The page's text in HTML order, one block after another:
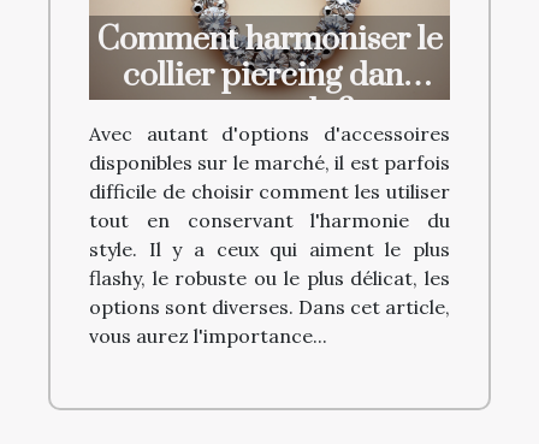
Comment harmoniser le
collier piercing dans
votre style ?
Avec autant d'options d'accessoires
disponibles sur le marché, il est parfois
difficile de choisir comment les utiliser
tout en conservant l'harmonie du
style. Il y a ceux qui aiment le plus
flashy, le robuste ou le plus délicat, les
options sont diverses. Dans cet article,
vous aurez l'importance...